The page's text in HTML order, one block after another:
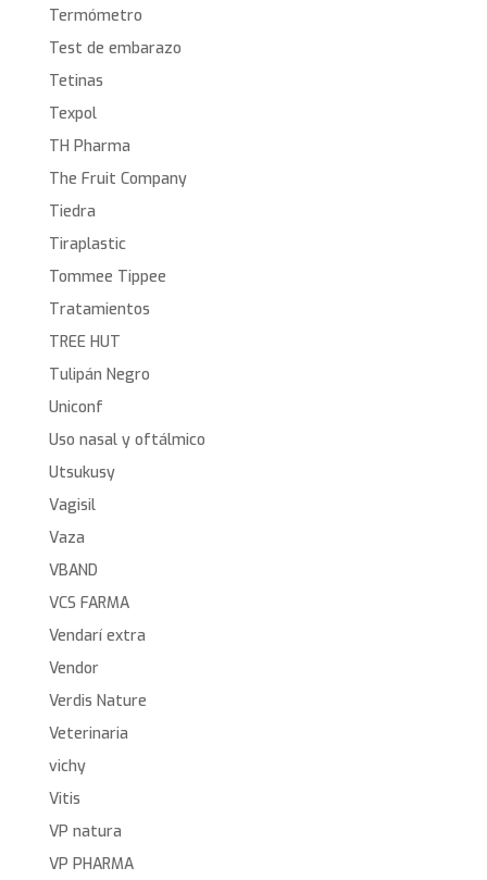
Termómetro
Test de embarazo
Tetinas
Texpol
TH Pharma
The Fruit Company
Tiedra
Tiraplastic
Tommee Tippee
Tratamientos
TREE HUT
Tulipán Negro
Uniconf
Uso nasal y oftálmico
Utsukusy
Vagisil
Vaza
VBAND
VCS FARMA
Vendarí extra
Vendor
Verdis Nature
Veterinaria
vichy
Vitis
VP natura
VP PHARMA